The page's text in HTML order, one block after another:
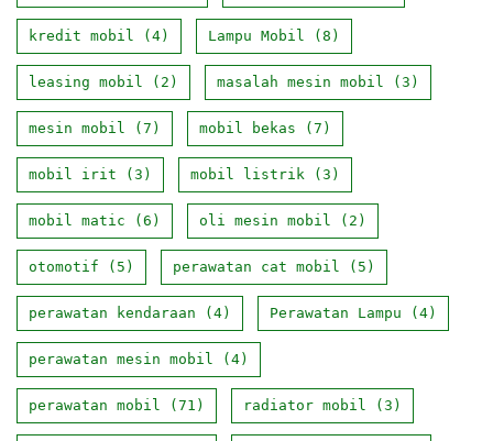
kredit mobil (4) Lampu Mobil (8)
leasing mobil (2) masalah mesin mobil (3)
mesin mobil (7) mobil bekas (7)
mobil irit (3) mobil listrik (3)
mobil matic (6) oli mesin mobil (2)
otomotif (5) perawatan cat mobil (5)
perawatan kendaraan (4) Perawatan Lampu (4)
perawatan mesin mobil (4)
perawatan mobil (71) radiator mobil (3)